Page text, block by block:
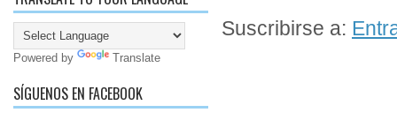
Powered by Translate
SÍGUENOS EN FACEBOOK
Suscribirse a: